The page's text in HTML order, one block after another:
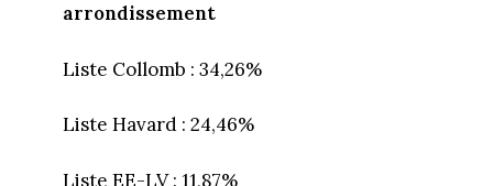
arrondissement
Liste Collomb : 34,26%
Liste Havard : 24,46%
Liste EE-LV : 11,87%